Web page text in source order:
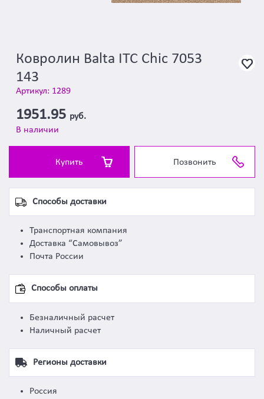
Ковролин Balta ITC Chic 7053
143
Артикул: 1289
1951.95 руб.
В наличии
Купить Позвонить
Способы доставки
Транспортная компания
Доставка “Самовывоз”
Почта России
Способы оплаты
Безналичный расчет
Наличный расчет
Регионы доставки
Россия